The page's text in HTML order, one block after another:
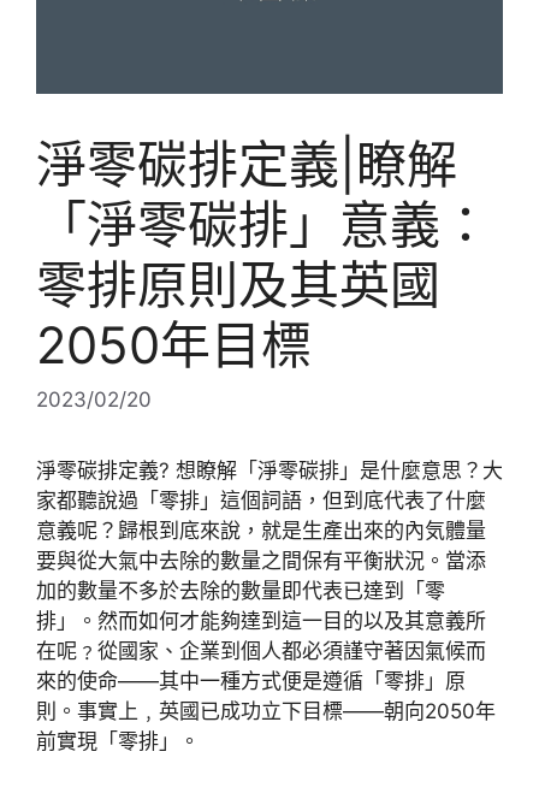
淨零碳排定義|瞭解
「淨零碳排」意義：
零排原則及其英國
2050年目標
2023/02/20
淨零碳排定義? 想瞭解「淨零碳排」是什麼意思？大
家都聽說過「零排」這個詞語，但到底代表了什麼
意義呢？歸根到底來說，就是生產出來的內気體量
要與從大氣中去除的數量之間保有平衡狀況。當添
加的數量不多於去除的數量即代表已達到「零
排」。然而如何才能夠達到這一目的以及其意義所
在呢﹖從國家、企業到個人都必須謹守著因氣候而
來的使命——其中一種方式便是遵循「零排」原
則。事實上﹐英國已成功立下目標——朝向2050年
前實現「零排」。